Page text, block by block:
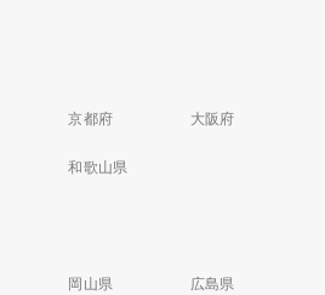
京都府 大阪府
和歌山県
岡山県 広島県